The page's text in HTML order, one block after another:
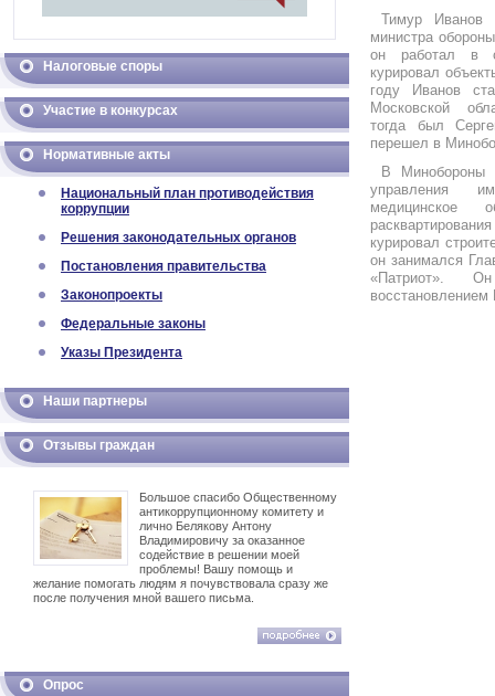
Налоговые споры
Участие в конкурсах
Нормативные акты
Национальный план противодействия
коррупции
Решения законодательных органов
Постановления правительства
Законопроекты
Федеральные законы
Указы Президента
Наши партнеры
Отзывы граждан
Большое спасибо Общественному
антикоррупционному комитету и
лично Белякову Антону
Владимировичу за оказанное
содействие в решении моей
проблемы! Вашу помощь и
желание помогать людям я почувствовала сразу же
после получения мной вашего письма.
Опрос
Тимур Иванов
министра
он работал в
курировал
году Иванов
Московской
тогда был
перешел в
В Минобороны
управления
курировал
он занимался
«Патриот».